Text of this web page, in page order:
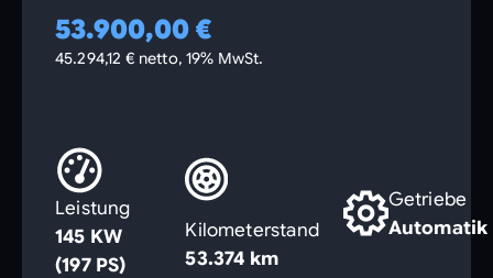
53.900,00 €
45.294,12 € netto, 19% MwSt.
Leistung
145 KW
(197 PS)
Kilometerstand
53.374 km
Getriebe
Automatik